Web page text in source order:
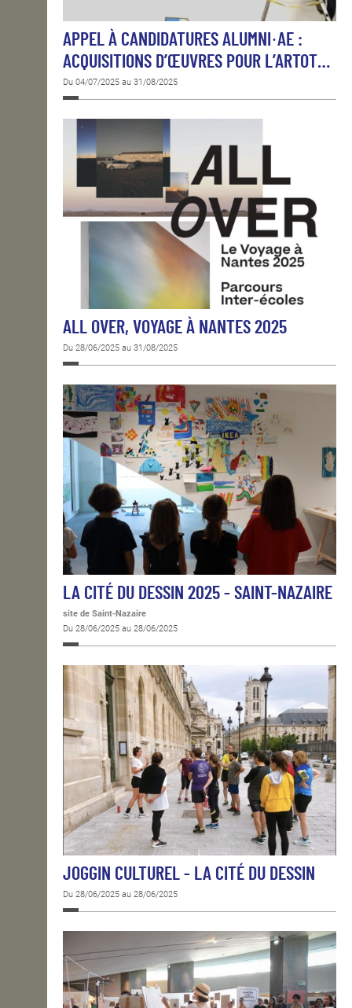
APPEL À CANDIDATURES ALUMNI·AE :
ACQUISITIONS D’ŒUVRES POUR L’ARTOT…
Du 04/07/2025 au 31/08/2025
ALL OVER, VOYAGE À NANTES 2025
Du 28/06/2025 au 31/08/2025
LA CITÉ DU DESSIN 2025 - SAINT-NAZAIRE
site de Saint-Nazaire
Du 28/06/2025 au 28/06/2025
JOGGIN CULTUREL - LA CITÉ DU DESSIN
Du 28/06/2025 au 28/06/2025